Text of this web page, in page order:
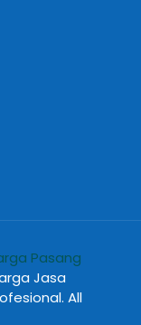
Pasang
Jasa
All